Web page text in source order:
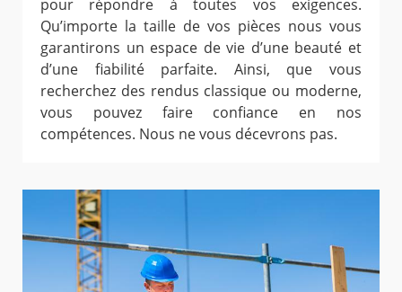
pour répondre à toutes vos exigences.
Qu’importe la taille de vos pièces nous vous
garantirons un espace de vie d’une beauté et
d’une fiabilité parfaite. Ainsi, que vous
recherchez des rendus classique ou moderne,
vous pouvez faire confiance en nos
compétences. Nous ne vous décevrons pas.